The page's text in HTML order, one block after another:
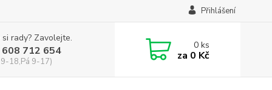
Přihlášení
rady? Zavolejte.
712 654
18,Pá 9-17)
0ks
za 0 Kč